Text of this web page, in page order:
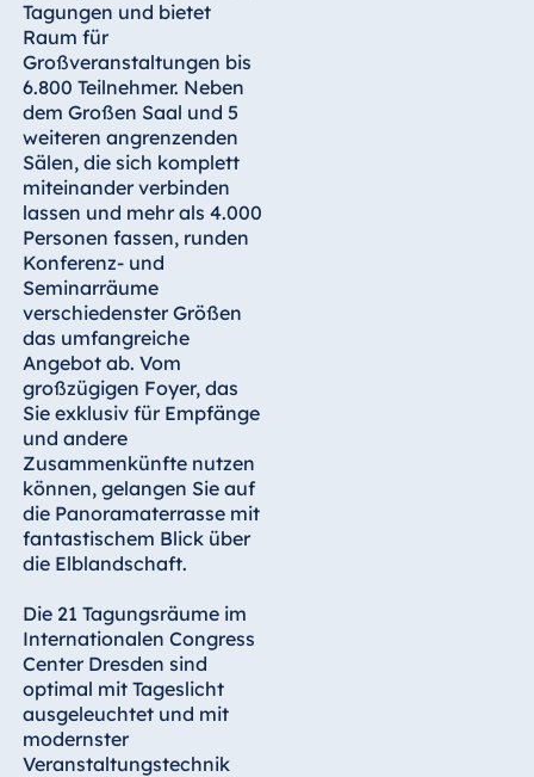
Tirana
Resort Marina
Bay
Bulgarien
Hotel Paradise
Blue Albena
Hotel Amelia
China
Hotel Taicang
Garden
Hotel &
Conference
Center Taicang
Italien
Resort Calabria
Tagungen und bietet
Raum für
Großveranstaltungen bis
6.800 Teilnehmer. Neben
dem Großen Saal und 5
weiteren angrenzenden
Sälen, die sich komplett
miteinander verbinden
lassen und mehr als 4.000
Personen fassen, runden
Konferenz- und
Seminarräume
verschiedenster Größen
das umfangreiche
Angebot ab. Vom
großzügigen Foyer, das
Sie exklusiv für Empfänge
und andere
Zusammenkünfte nutzen
können, gelangen Sie auf
die Panoramaterrasse mit
fantastischem Blick über
die Elblandschaft.
Die 21 Tagungsräume im
Internationalen Congress
Center Dresden sind
optimal mit Tageslicht
ausgeleuchtet und mit
modernster
Veranstaltungstechnik